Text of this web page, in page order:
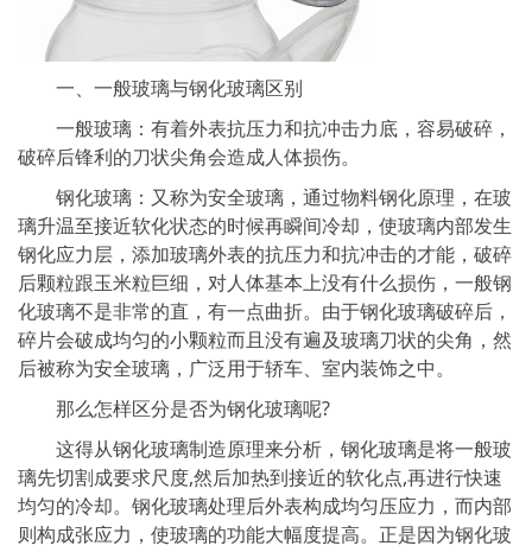
一、一般玻璃与钢化玻璃区别
一般玻璃：有着外表抗压力和抗冲击力底，容易破碎，
破碎后锋利的刀状尖角会造成人体损伤。
钢化玻璃：又称为安全玻璃，通过物料钢化原理，在玻
璃升温至接近软化状态的时候再瞬间冷却，使玻璃内部发生
钢化应力层，添加玻璃外表的抗压力和抗冲击的才能，破碎
后颗粒跟玉米粒巨细，对人体基本上没有什么损伤，一般钢
化玻璃不是非常的直，有一点曲折。由于钢化玻璃破碎后，
碎片会破成均匀的小颗粒而且没有遍及玻璃刀状的尖角，然
后被称为安全玻璃，广泛用于轿车、室内装饰之中。
那么怎样区分是否为钢化玻璃呢?
这得从钢化玻璃制造原理来分析，钢化玻璃是将一般玻
璃先切割成要求尺度,然后加热到接近的软化点,再进行快速
均匀的冷却。钢化玻璃处理后外表构成均匀压应力，而内部
则构成张应力，使玻璃的功能大幅度提高。正是因为钢化玻